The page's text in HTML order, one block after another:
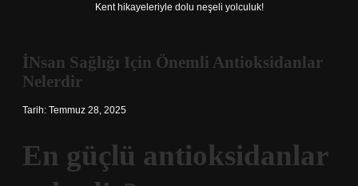
Kent hikayeleriyle dolu neşeli yolculuk!
İNsan Sağlığı Için Önemli Antioksidanlar
Nelerdir
Tarih: Temmuz 28, 2025
En güçlü antioksidanlar